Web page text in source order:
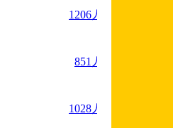
1206人读过
851 人读过
1028人读过